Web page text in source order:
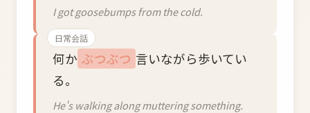
I got goosebumps from the cold.
日常会話
何か ぶつぶつ 言いながら歩いてい
る。
He's walking along muttering something.